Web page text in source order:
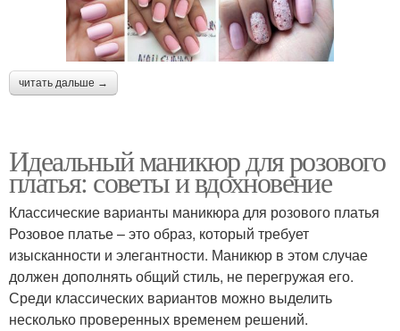
читать дальше →
Идеальный маникюр для розового
платья: советы и вдохновение
Классические варианты маникюра для розового платья
Розовое платье – это образ, который требует
изысканности и элегантности. Маникюр в этом случае
должен дополнять общий стиль, не перегружая его.
Среди классических вариантов можно выделить
несколько проверенных временем решений.